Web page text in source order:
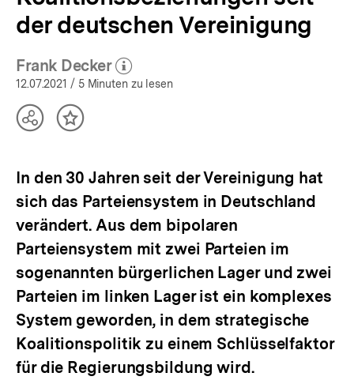
der deutschen Vereinigung
Frank Decker
(Mehr zum Autor)
öffnen
12.07.2021 / 5 Minuten zu lesen
TeilenInhalt
In den 30 Jahren seit der Vereinigung hat
sich das Parteiensystem in Deutschland
verändert. Aus dem bipolaren
Parteiensystem mit zwei Parteien im
sogenannten bürgerlichen Lager und zwei
Parteien im linken Lager ist ein komplexes
System geworden, in dem strategische
Koalitionspolitik zu einem Schlüsselfaktor
für die Regierungsbildung wird.